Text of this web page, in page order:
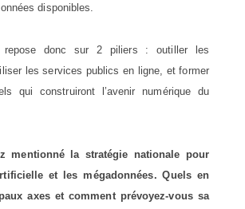
disponibles.
repose donc sur 2 piliers : outiller les
les services publics en ligne, et former
qui construiront l’avenir numérique du
mentionné la stratégie nationale pour
et les mégadonnées. Quels en
axes et comment prévoyez-vous sa